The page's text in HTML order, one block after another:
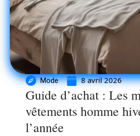
Mode 8 avril 2026
Guide d’achat : Les
vêtements homme
l’année